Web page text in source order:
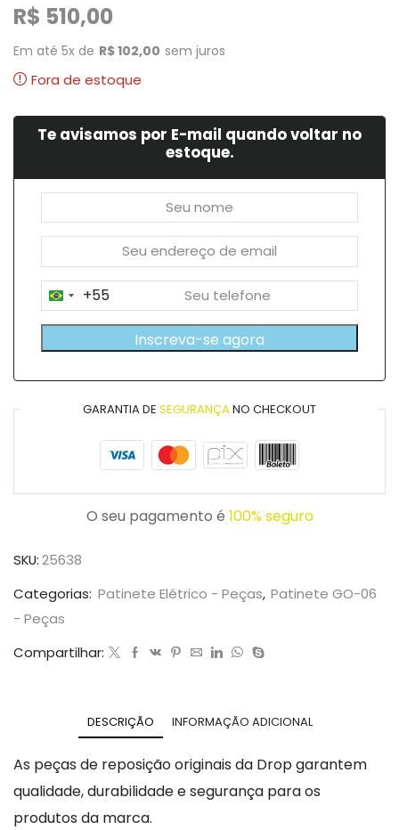
R$ 510,00
Em até 5x de R$102,00 sem juros
Fora de estoque
Te avisamos por E-mail quando voltar no
estoque.
Brazil
+55
+55
Inscreva-se agora
GARANTIA DE SEGURANÇANO CHECKOUT
O seu pagamento é 100% seguro
SKU:25638
Categorias: Patinete Elétrico - Peças, Patinete GO-06
- Peças
Compartilhar:
DESCRIÇÃO INFORMAÇÃO ADICIONAL
As peças de reposição originais da Drop garantem
qualidade, durabilidade e segurança para os
produtos da marca.